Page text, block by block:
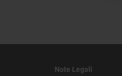
Note Legali